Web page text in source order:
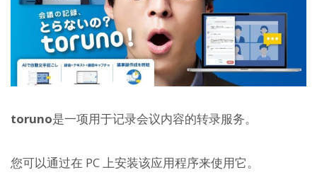
toruno是一项用于记录会议内容的转录服务。
您可以通过在 PC 上安装该应用程序来使用它。